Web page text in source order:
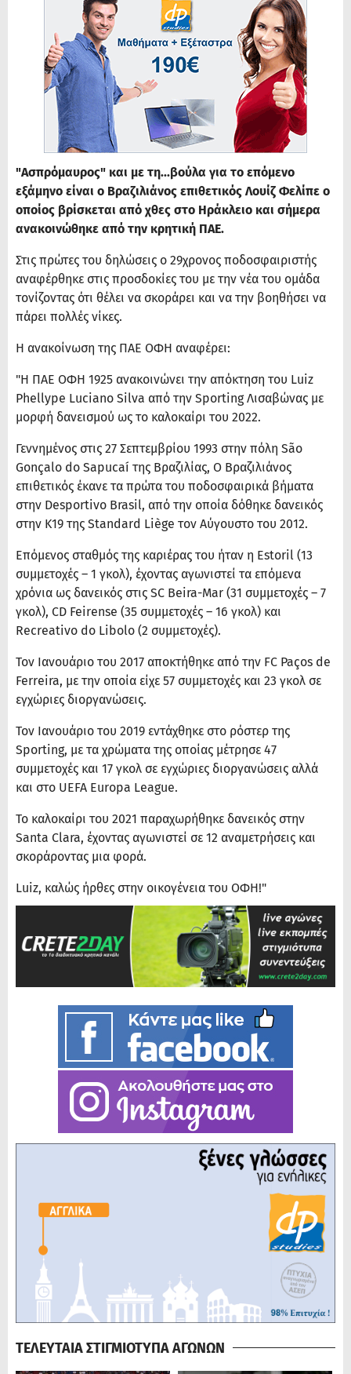
"Ασπρόμαυρος" και με τη...βούλα για το επόμενο
εξάμηνο είναι ο Βραζιλιάνος επιθετικός Λουίζ Φελίπε ο
οποίος βρίσκεται από χθες στο Ηράκλειο και σήμερα
ανακοινώθηκε από την κρητική ΠΑΕ.
Στις πρώτες του δηλώσεις ο 29χρονος ποδοσφαιριστής
αναφέρθηκε στις προσδοκίες του με την νέα του ομάδα
τονίζοντας ότι θέλει να σκοράρει και να την βοηθήσει να
πάρει πολλές νίκες.
Η ανακοίνωση της ΠΑΕ ΟΦΗ αναφέρει:
"Η ΠΑΕ ΟΦΗ 1925 ανακοινώνει την απόκτηση του Luiz
Phellype Luciano Silva από την Sporting Λισαβώνας με
μορφή δανεισμού ως το καλοκαίρι του 2022.
Γεννημένος στις 27 Σεπτεμβρίου 1993 στην πόλη São
Gonçalo do Sapucaí της Βραζιλίας, Ο Βραζιλιάνος
επιθετικός έκανε τα πρώτα του ποδοσφαιρικά βήματα
στην Desportivo Brasil, από την οποία δόθηκε δανεικός
στην Κ19 της Standard Liège τον Αύγουστο του 2012.
Επόμενος σταθμός της καριέρας του ήταν η Estoril (13
συμμετοχές – 1 γκολ), έχοντας αγωνιστεί τα επόμενα
χρόνια ως δανεικός στις SC Beira-Mar (31 συμμετοχές – 7
γκολ), CD Feirense (35 συμμετοχές – 16 γκολ) και
Recreativo do Libolo (2 συμμετοχές).
Τον Ιανουάριο του 2017 αποκτήθηκε από την FC Paços de
Ferreira, με την οποία είχε 57 συμμετοχές και 23 γκολ σε
εγχώριες διοργανώσεις.
Τον Ιανουάριο του 2019 εντάχθηκε στο ρόστερ της
Sporting, με τα χρώματα της οποίας μέτρησε 47
συμμετοχές και 17 γκολ σε εγχώριες διοργανώσεις αλλά
και στο UEFA Europa League.
Το καλοκαίρι του 2021 παραχωρήθηκε δανεικός στην
Santa Clara, έχοντας αγωνιστεί σε 12 αναμετρήσεις και
σκοράροντας μια φορά.
Luiz, καλώς ήρθες στην οικογένεια του ΟΦΗ!"
ΤΕΛΕΥΤΑΙΑ ΣΤΙΓΜΙΟΤΥΠΑ ΑΓΩΝΩΝ